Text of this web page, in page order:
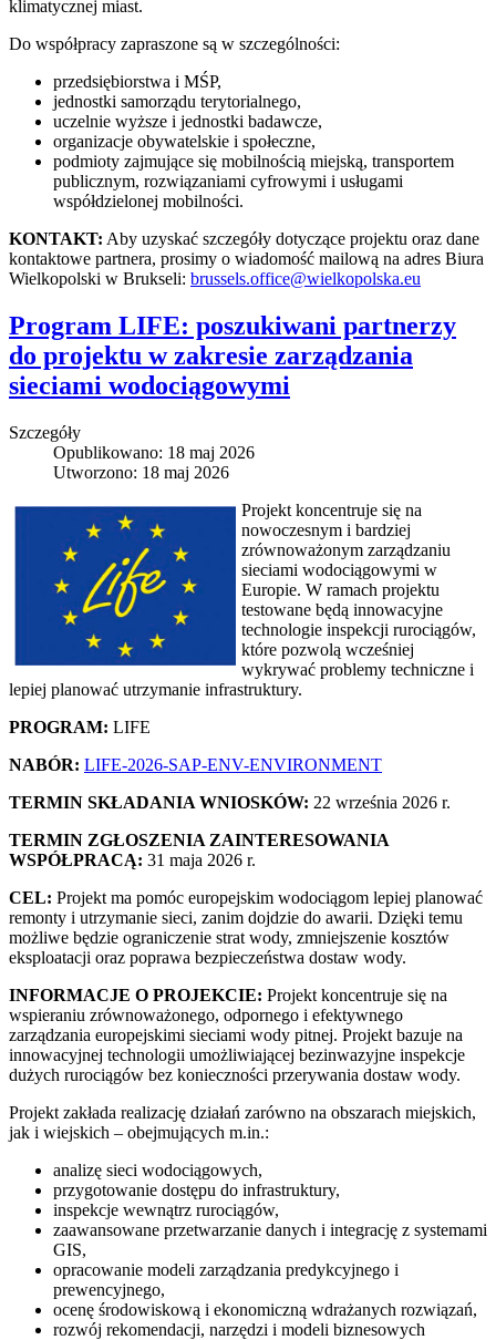
klimatycznej miast.
Do współpracy zapraszone są w szczególności:
przedsiębiorstwa i MŚP,
jednostki samorządu terytorialnego,
uczelnie wyższe i jednostki badawcze,
organizacje obywatelskie i społeczne,
podmioty zajmujące się mobilnością miejską, transportem
publicznym, rozwiązaniami cyfrowymi i usługami
współdzielonej mobilności.
KONTAKT: Aby uzyskać szczegóły dotyczące projektu oraz dane
kontaktowe partnera, prosimy o wiadomość mailową na adres Biura
Wielkopolski w Brukseli: brussels.office@wielkopolska.eu
Program LIFE: poszukiwani partnerzy
do projektu w zakresie zarządzania
sieciami wodociągowymi
Szczegóły
Opublikowano: 18 maj 2026
Utworzono: 18 maj 2026
Projekt koncentruje się na
nowoczesnym i bardziej
zrównoważonym zarządzaniu
sieciami wodociągowymi w
Europie. W ramach projektu
testowane będą innowacyjne
technologie inspekcji rurociągów,
które pozwolą wcześniej
wykrywać problemy techniczne i
lepiej planować utrzymanie infrastruktury.
PROGRAM: LIFE
NABÓR: LIFE-2026-SAP-ENV-ENVIRONMENT
TERMIN SKŁADANIA WNIOSKÓW: 22 września 2026 r.
TERMIN ZGŁOSZENIA ZAINTERESOWANIA
WSPÓŁPRACĄ: 31 maja 2026 r.
CEL: Projekt ma pomóc europejskim wodociągom lepiej planować
remonty i utrzymanie sieci, zanim dojdzie do awarii. Dzięki temu
możliwe będzie ograniczenie strat wody, zmniejszenie kosztów
eksploatacji oraz poprawa bezpieczeństwa dostaw wody.
INFORMACJE O PROJEKCIE: Projekt koncentruje się na
wspieraniu zrównoważonego, odpornego i efektywnego
zarządzania europejskimi sieciami wody pitnej. Projekt bazuje na
innowacyjnej technologii umożliwiającej bezinwazyjne inspekcje
dużych rurociągów bez konieczności przerywania dostaw wody.
Projekt zakłada realizację działań zarówno na obszarach miejskich,
jak i wiejskich – obejmujących m.in.:
analizę sieci wodociągowych,
przygotowanie dostępu do infrastruktury,
inspekcje wewnątrz rurociągów,
zaawansowane przetwarzanie danych i integrację z systemami
GIS,
opracowanie modeli zarządzania predykcyjnego i
prewencyjnego,
ocenę środowiskową i ekonomiczną wdrażanych rozwiązań,
rozwój rekomendacji, narzędzi i modeli biznesowych